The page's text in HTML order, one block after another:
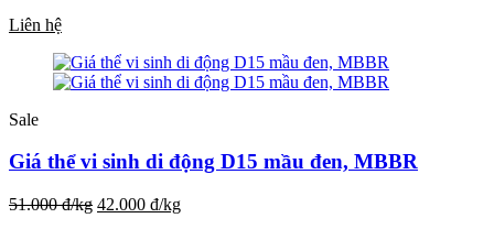
Liên hệ
Sale
Giá thể vi sinh di động D15 mầu đen, MBBR
51.000 đ/kg 42.000 đ/kg